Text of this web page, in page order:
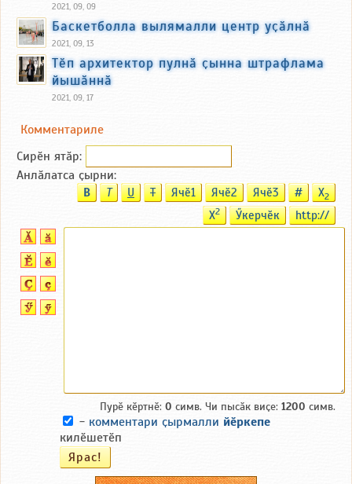
2021, 09, 09
Баскетболла вылямалли центр уҫӑлнӑ
2021, 09, 13
Тӗп архитектор пулнӑ ҫынна штрафлама
йышӑннӑ
2021, 09, 17
Комментариле
Сирӗн ятӑp:
Анлӑлатса ҫырни:
B T U T Ячӗ1 Ячӗ2 Ячӗ3 # X2
X2 Ӳкерчӗк http://
Пурӗ кӗртнӗ: 0 симв. Чи пысӑк виҫе: 1200 симв.
- комментари ҫырмалли йӗркепе
килӗшетӗп